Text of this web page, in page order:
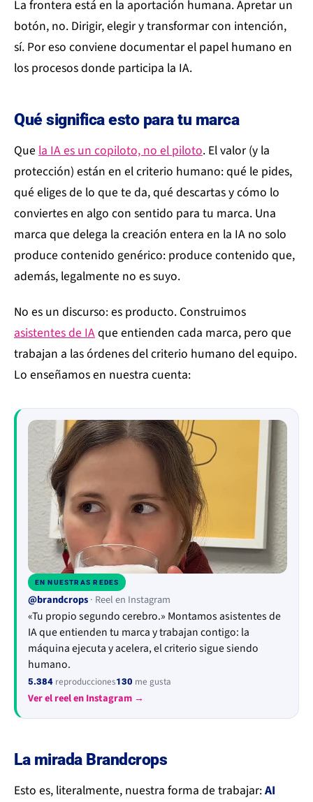
La frontera está en la aportación humana. Apretar un
botón, no. Dirigir, elegir y transformar con intención,
sí. Por eso conviene documentar el papel humano en
los procesos donde participa la IA.
Qué significa esto para tu marca
Que la IA es un copiloto, no el piloto. El valor (y la
protección) están en el criterio humano: qué le pides,
qué eliges de lo que te da, qué descartas y cómo lo
conviertes en algo con sentido para tu marca. Una
marca que delega la creación entera en la IA no solo
produce contenido genérico: produce contenido que,
además, legalmente no es suyo.
No es un discurso: es producto. Construimos
asistentes de IAque entienden cada marca, pero que
trabajan a las órdenes del criterio humano del equipo.
Lo enseñamos en nuestra cuenta:
▶
EN NUESTRAS REDES
@brandcrops· Reel en Instagram
«Tu propio segundo cerebro.» Montamos asistentes de
IA que entienden tu marca y trabajan contigo: la
máquina ejecuta y acelera, el criterio sigue siendo
humano.
5.384 reproducciones130 me gusta
Ver el reel en Instagram →
La mirada Brandcrops
Esto es, literalmente, nuestra forma de trabajar:AI